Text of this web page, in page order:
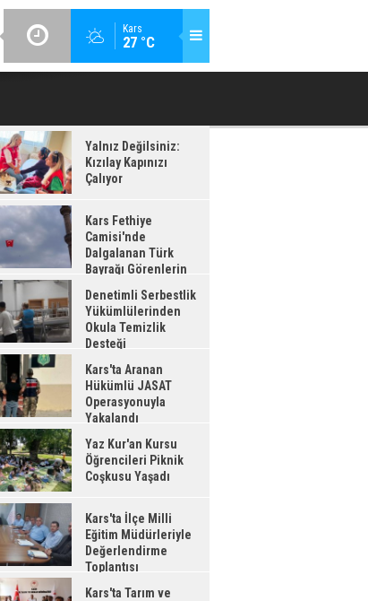
Kars
27 °C
SERBESTLIK YÜKÜMLÜLERINDEN OKULA TEMIZLIK
Yalnız Değilsiniz:
Kızılay Kapınızı
Çalıyor
Kars Fethiye
Camisi'nde
Dalgalanan Türk
Bayrağı Görenlerin
Topladı
Denetimli Serbestlik
Yükümlülerinden
Okula Temizlik
Desteği
Kars'ta Aranan
Hükümlü JASAT
Operasyonuyla
Yakalandı
Yaz Kur'an Kursu
Öğrencileri Piknik
Coşkusu Yaşadı
Kars'ta İlçe Milli
Eğitim Müdürleriyle
Değerlendirme
Toplantısı
Kars'ta Tarım ve